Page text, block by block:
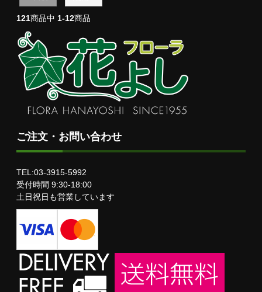
121商品中 1-12商品
ご注文・お問い合わせ
TEL:03-3915-5992
受付時間 9:30-18:00
土日祝日も営業しています